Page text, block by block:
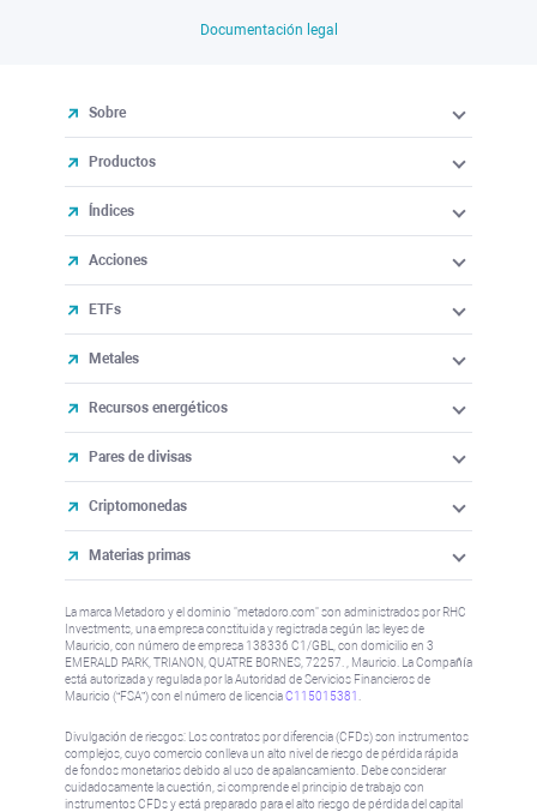
Documentación legal
Sobre
Productos
Índices
Acciones
ETFs
Metales
Recursos energéticos
Pares de divisas
Criptomonedas
Materias primas
La marca Metadoro y el dominio "metadoro.com" son administrados por RHC
Investments, una empresa constituida y registrada según las leyes de
Mauricio, con número de empresa 138336 C1/GBL, con domicilio en 3
EMERALD PARK, TRIANON, QUATRE BORNES, 72257. , Mauricio. La Compañía
está autorizada y regulada por la Autoridad de Servicios Financieros de
Mauricio (“FSA”) con el número de licenciaC115015381
Divulgación de riesgos: Los contratos por diferencia (CFDs) son instrumentos
complejos, cuyo comercio conlleva un alto nivel de riesgo de pérdida rápida
de fondos monetarios debido al uso de apalancamiento. Debe considerar
cuidadosamente la cuestión, si comprende el principio de trabajo con
instrumentos CFDs y está preparado para el alto riesgo de pérdida del capital